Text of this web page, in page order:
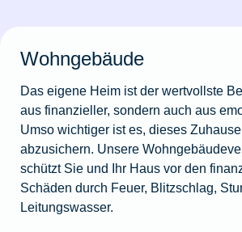
Wohngebäude
Das eigene Heim ist der wertvollste
aus finanzieller, sondern auch aus
Umso wichtiger ist es, dieses
abzusichern. Unsere
schützt Sie und Ihr Haus vor den
Schäden durch Feuer, Blitzschlag,
Leitungswasser.